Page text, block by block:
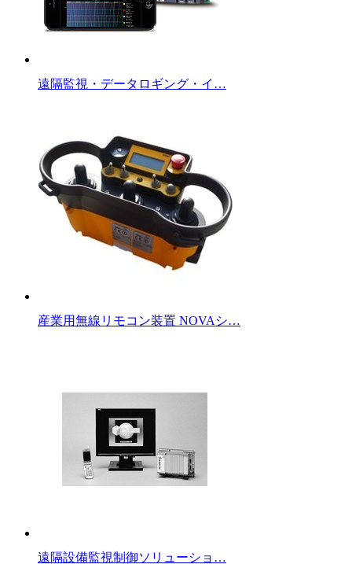
遠隔監視・データロギング・イ…
産業用無線リモコン装置 NOVAシ…
遠隔設備監視制御ソリューショ…